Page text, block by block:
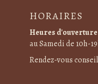
HORAIRES
Heures d'ouverture
au Samedi de 10h-
Rendez-vous